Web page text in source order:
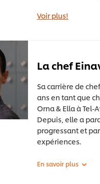
Voir plus!
La chef
Sa carrière de
ans en tant que
Orna & Ella à Tel-
Depuis, elle a
progressant et
expériences.